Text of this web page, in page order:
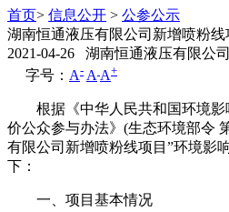
首页> 信息公开 > 公参公示
湖南恒通液压有限公司新增喷粉
2021-04-26 湖南恒通液压有限公
字号： A- A A+
根据《中华人民共和国环境影
价公众参与办法》(生态环境部令
有限公司新增喷粉线项目”环境影
下：
一、项目基本情况